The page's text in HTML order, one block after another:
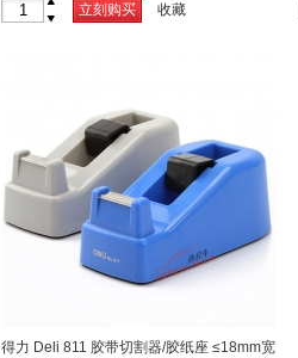
-
立刻购买 收藏
得力 Deli 811 胶带切割器/胶纸座 ≤18mm宽